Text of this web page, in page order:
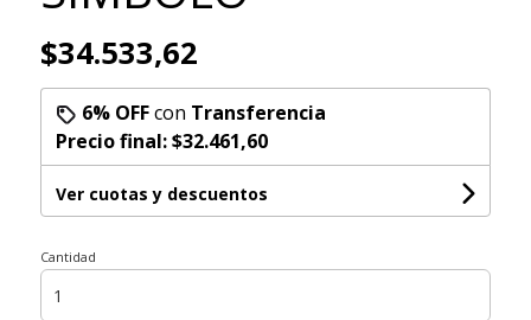
$34.533,62
6% OFFcon Transferencia
Precio final:$32.461,60
Ver cuotas y descuentos
Cantidad